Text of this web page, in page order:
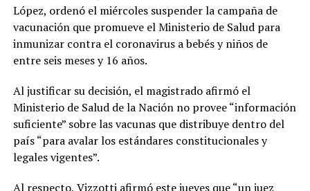
López, ordenó el miércoles suspender la campaña de
vacunación que promueve el Ministerio de Salud para
inmunizar contra el coronavirus a bebés y niños de
entre seis meses y 16 años.
Al justificar su decisión, el magistrado afirmó el
Ministerio de Salud de la Nación no provee “información
suficiente” sobre las vacunas que distribuye dentro del
país “para avalar los estándares constitucionales y
legales vigentes”.
Al respecto, Vizzotti afirmó este jueves que “un juez